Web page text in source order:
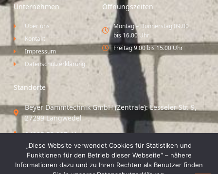
Unternehmen
Über uns
Kontakt
Impressum
Datenschutzerklärung
Öffnungszeiten
Montag – Donnerstag 09.00
bis 16.00 Uhr
Freitag 9.00 bis 15.00 Uhr
Standorte
Beyer Dämmtechnik GmbH (Zentrale): Lesseler Str. 9,
27299 Langwedel
04235 55 297 41
Standort Vechta / Minden: Osloer Straße 21 49377
Vechta
„Diese Website verwendet Cookies für Statistiken und
Funktionen für den Betrieb dieser Webseite“ – nähere
Informationen dazu und zu Ihren Rechten als Benutzer finden